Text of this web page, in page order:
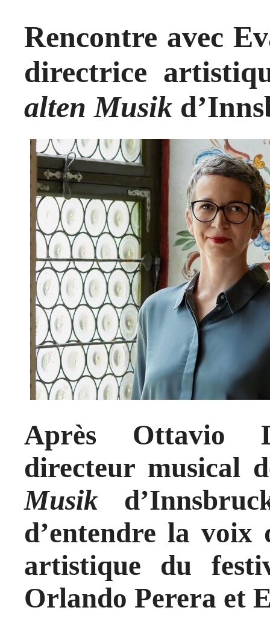
Rencontre avec
directrice
alten Musik
Après Ottavio
directeur musical
Musik
d’entendre la
artistique du
Orlando Perera et